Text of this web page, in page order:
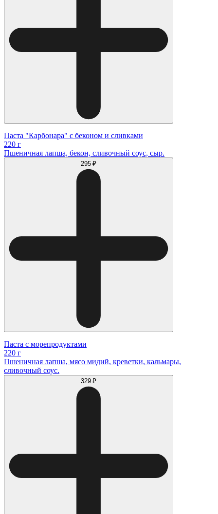
Паста "Карбонара" с беконом и сливками
220 г
Пшеничная лапша, бекон, сливочный соус, сыр.
295 ₽
Паста с морепродуктами
220 г
Пшеничная лапша, мясо мидий, креветки, кальмары,
сливочный соус.
329 ₽